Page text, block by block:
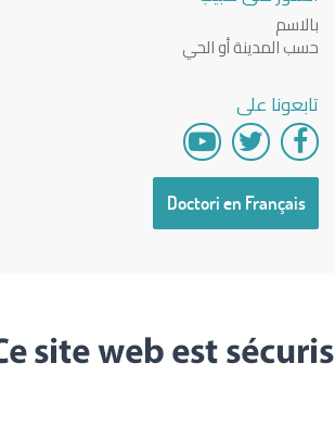
بالاسم
حسب المدينة أو الحي
تابعونا على
Doctori en Français